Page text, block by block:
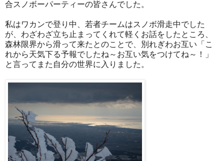
合スノボーパーティーの皆さんでした。
私はワカンで登り中、若者チームはスノボ滑走中でした
が、わざわざ立ち止まってくれて軽くお話をしたところ、
森林限界から滑って来たとのことで、別れぎわお互い「こ
れから天気下る予報でしたね～お互い気をつけてね～！」
と言ってまた自分の世界に入りました。